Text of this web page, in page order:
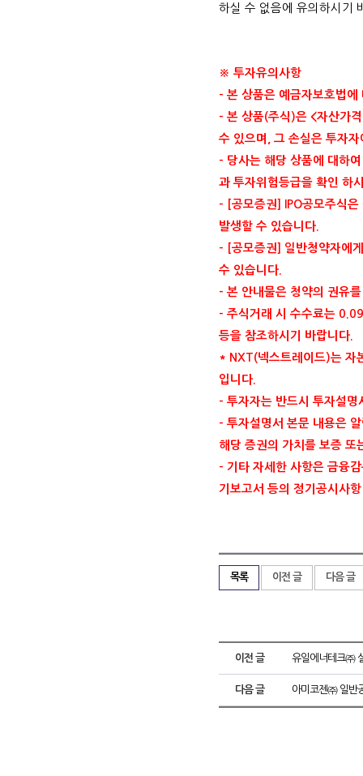
하실 수 없음에 유의하시기
※ 투자유의사항
- 본 상품은 예금자보호법에
- 본 상품(주식 )은 <자산가
수 있으며
그 손실은 투자
- 당사는 해당 상품에 대하
과 투자위험등급을 확인 하
- [ 공모증권 ] IPO공모주식은
발생할 수 있습니다
- [ 공모증권
일반청약자에
수 있습니다
- 본 안내물은 청약의 권유
- 주식거래 시 수수료는
등을 참조하시기 바랍니다
* NXT(넥스트레이드)는 자
입니다
- 투자자는 반드시 투자설명
- 투자설명서 본문 내용은
해당 증권의 가치를 보증 또
- 기타 자세한 사항은 금융
기보고서 등의 정기공시사
목록 이전 글 다음 글
이전 글 유일에너테크㈜
다음 글 아미코젠㈜ 일반